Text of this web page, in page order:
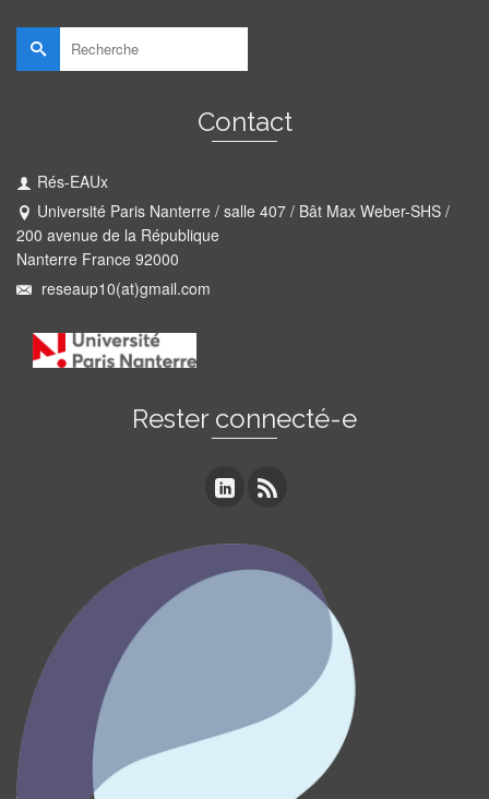
Rechercher :
Contact
Rés-EAUx
Université Paris Nanterre / salle 407 / Bât Max Weber-SHS /
200 avenue de la République
Nanterre France 92000
reseaup10(at)gmail.com
Rester connecté-e